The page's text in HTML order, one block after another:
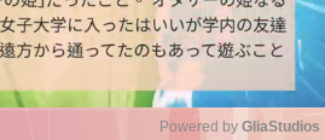
Powered by GliaStudios